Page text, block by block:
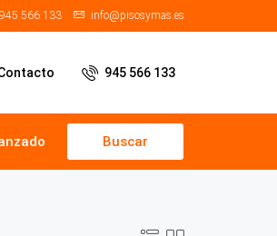
945 566 133 info@pisosymas.es
945 566 133
Buscar